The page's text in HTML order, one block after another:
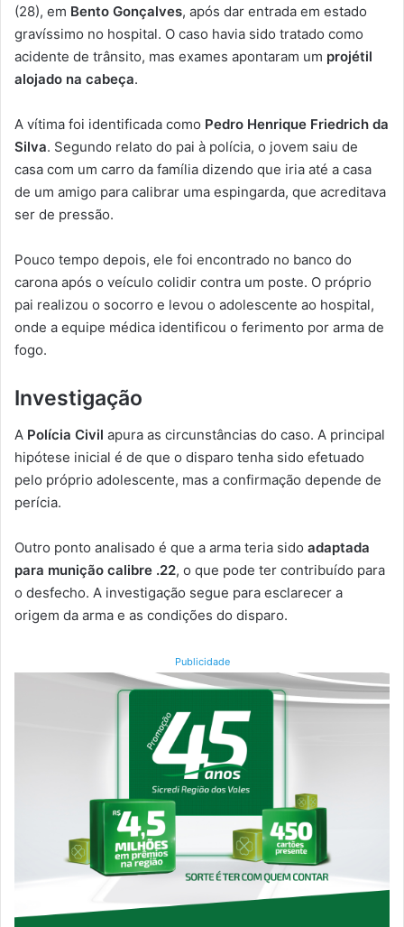
(28), em Bento Gonçalves, após dar entrada em estado
gravíssimo no hospital. O caso havia sido tratado como
acidente de trânsito, mas exames apontaram um projétil
alojado na cabeça.
A vítima foi identificada como Pedro Henrique Friedrich da
Silva. Segundo relato do pai à polícia, o jovem saiu de
casa com um carro da família dizendo que iria até a casa
de um amigo para calibrar uma espingarda, que acreditava
ser de pressão.
Pouco tempo depois, ele foi encontrado no banco do
carona após o veículo colidir contra um poste. O próprio
pai realizou o socorro e levou o adolescente ao hospital,
onde a equipe médica identificou o ferimento por arma de
fogo.
Investigação
A Polícia Civil apura as circunstâncias do caso. A principal
hipótese inicial é de que o disparo tenha sido efetuado
pelo próprio adolescente, mas a confirmação depende de
perícia.
Outro ponto analisado é que a arma teria sido adaptada
para munição calibre .22, o que pode ter contribuído para
o desfecho. A investigação segue para esclarecer a
origem da arma e as condições do disparo.
Publicidade